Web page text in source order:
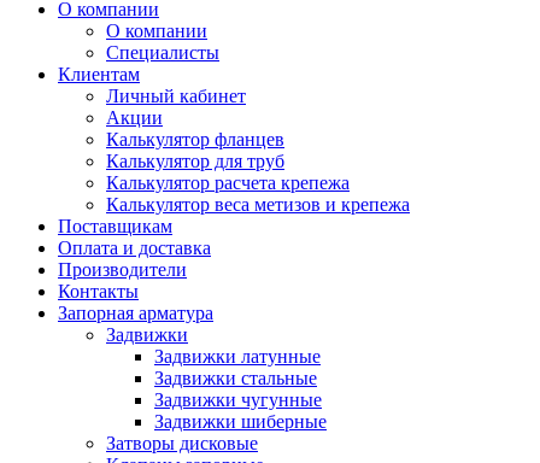
О компании
О компании
Специалисты
Клиентам
Личный кабинет
Акции
Калькулятор фланцев
Калькулятор для труб
Калькулятор расчета крепежа
Калькулятор веса метизов и крепежа
Поставщикам
Оплата и доставка
Производители
Контакты
Запорная арматура
Задвижки
Задвижки латунные
Задвижки стальные
Задвижки чугунные
Задвижки шиберные
Затворы дисковые